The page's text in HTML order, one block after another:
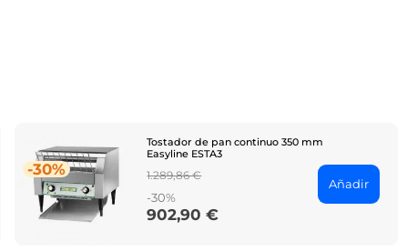
-30%
Tostador de pan continuo 350 mm
Easyline ESTA3
Regular
price
1.289,86 €
-30%
Price
902,90 €
Añadir